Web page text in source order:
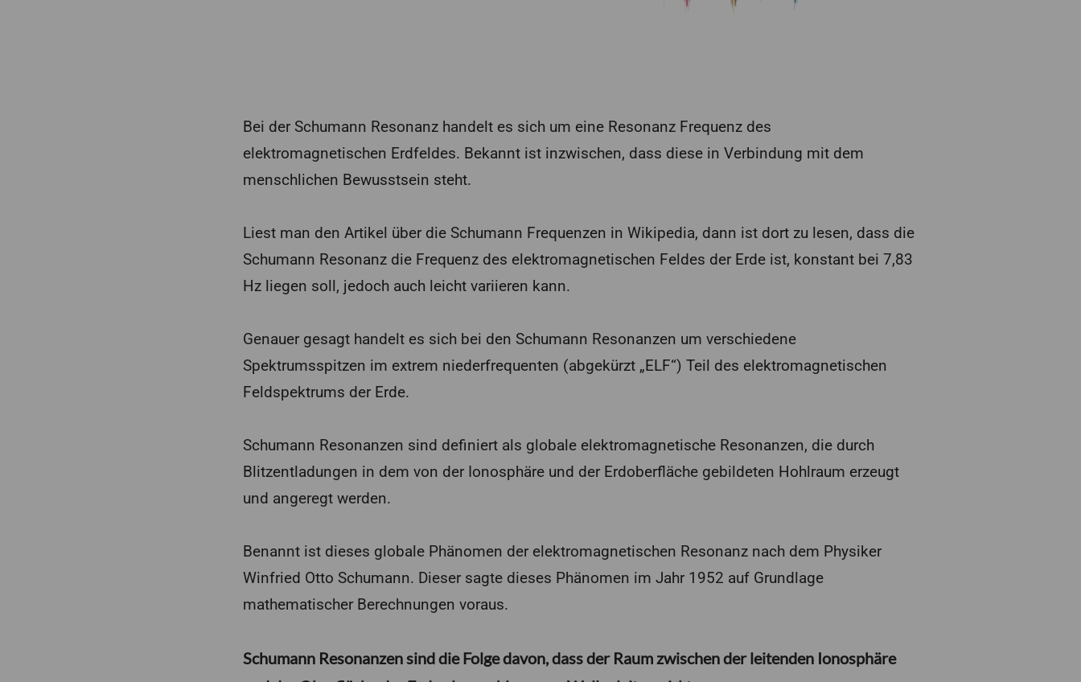
Bei der Schumann Resonanz handelt es sich um eine Resonanz Frequenz des
elektromagnetischen Erdfeldes. Bekannt ist inzwischen, dass diese in Verbindung mit dem
menschlichen Bewusstsein steht.
Liest man den Artikel über die Schumann Frequenzen in Wikipedia, dann ist dort zu lesen, dass die
Schumann Resonanz die Frequenz des elektromagnetischen Feldes der Erde ist, konstant bei 7,83
Hz liegen soll, jedoch auch leicht variieren kann.
Genauer gesagt handelt es sich bei den Schumann Resonanzen um verschiedene
Spektrumsspitzen im extrem niederfrequenten (abgekürzt „ELF“) Teil des elektromagnetischen
Feldspektrums der Erde.
Schumann Resonanzen sind definiert als globale elektromagnetische Resonanzen, die durch
Blitzentladungen in dem von der Ionosphäre und der Erdoberfläche gebildeten Hohlraum erzeugt
und angeregt werden.
Benannt ist dieses globale Phänomen der elektromagnetischen Resonanz nach dem Physiker
Winfried Otto Schumann. Dieser sagte dieses Phänomen im Jahr 1952 auf Grundlage
mathematischer Berechnungen voraus.
Schumann Resonanzen sind die Folge davon, dass der Raum zwischen der leitenden Ionosphäre